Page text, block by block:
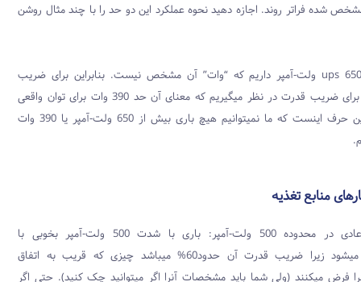
شده فراتر روند. اجازه دهید نحوه عملکرد این دو حد را با چند مثال روشن
فرض کنید یک ups 650 ولت-آمپر داریم که “وات” آن مشخص نیست. بنابراین برای ضریب
اطمینان 60% را برای ضریب قدرت در نظر میگیریم که معنای آن حد 390 وات برای توان واقعی
میباشد. معنای این حرف اینست که ما نمیتوانیم هیچ باری بیش از 650 ولت-آمپر یا 390 وات
منابع تغذیه
– منبع تغذیه عادی در محدوده 500 ولت-آمپر: باری با شدت 500 ولت-آمپر بخوبی با
تغذیه میشود زیرا ضریب قدرت آن حدود60% میباشد چیزی که قریب به اتفاق
فرض میکنند (ولی شما باید مشخصات آنرا اگر میتوانید چک کنید). حتی اگر